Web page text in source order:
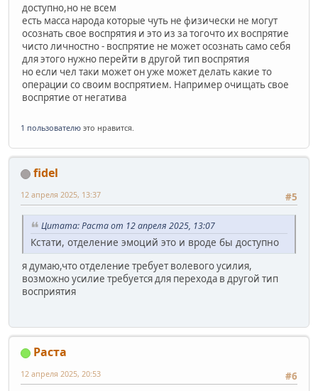
доступно,но не всем
есть масса народа которые чуть не физически не могут
осознать свое воспрятия и это из за тогочто их воспрятие
чисто личностно - воспрятие не может осознать само себя
для этого нужно перейти в другой тип воспрятия
но если чел таки может он уже может делать какие то
операции со своим воспрятием. Например очищать свое
воспрятие от негатива
1 пользователю это нравится.
fidel
#5
12 апреля 2025, 13:37
Цитата: Раста от 12 апреля 2025, 13:07
Кстати, отделение эмоций это и вроде бы доступно
я думаю,что отделение требует волевого усилия,
возможно усилие требуется для перехода в другой тип
восприятия
Раста
#6
12 апреля 2025, 20:53